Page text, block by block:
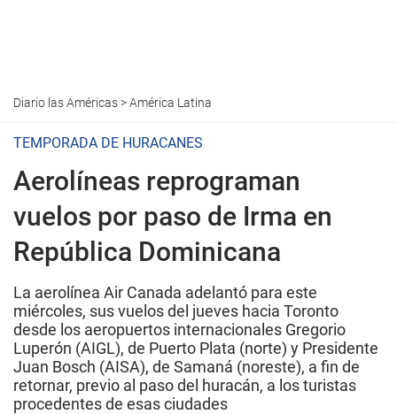
Diario las Américas>América Latina
TEMPORADA DE HURACANES
Aerolíneas reprograman
vuelos por paso de Irma en
República Dominicana
La aerolínea Air Canada adelantó para este
miércoles, sus vuelos del jueves hacia Toronto
desde los aeropuertos internacionales Gregorio
Luperón (AIGL), de Puerto Plata (norte) y Presidente
Juan Bosch (AISA), de Samaná (noreste), a fin de
retornar, previo al paso del huracán, a los turistas
procedentes de esas ciudades